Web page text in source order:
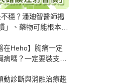
穩？潘廸智醫師揭
」、藥物可能根本沒
在Heho】胸痛一定
病嗎？一定要裝支
架種類、風險與選擇
動診斷與消融治療趨